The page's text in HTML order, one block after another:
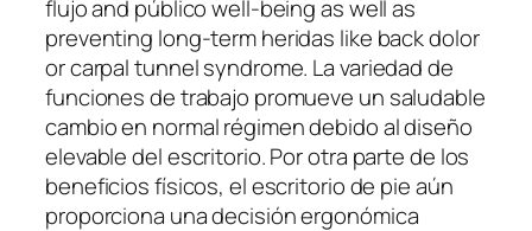
flujo and público well-being as well as
preventing long-term heridas like back dolor
or carpal tunnel syndrome. La variedad de
funciones de trabajo promueve un saludable
cambio en normal régimen debido al diseño
elevable del escritorio. Por otra parte de los
beneficios físicos, el escritorio de pie aún
proporciona una decisión ergonómica